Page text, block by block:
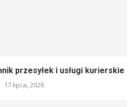
przesyłek i usługi kurierskie
17 lipca, 2026